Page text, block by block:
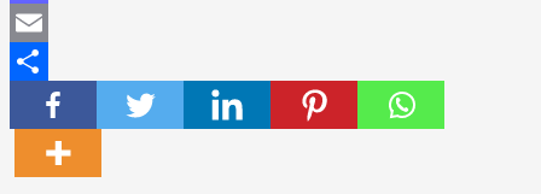
Mastodon
Email
Share